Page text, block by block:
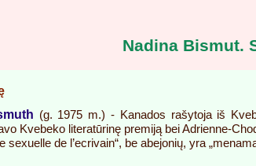
Nadina Bismut.
(g. 1975 m.) - Kanados rašytoja iš
Kvebeko literatūrinę premiją bei Adrienne-
sexuelle de l’ecrivain“, be abejonių, yra